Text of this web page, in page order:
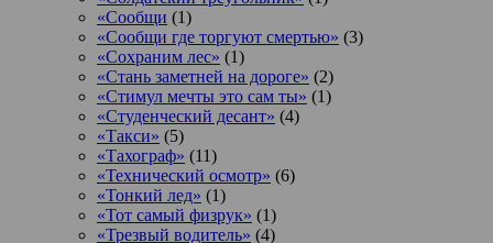
«Сообщи (1)
«Сообщи где торгуют смертью» (3)
«Сохраним лес» (1)
«Стань заметней на дороге» (2)
«Стимул мечты это сам ты» (1)
«Студенческий десант» (4)
«Такси» (5)
«Тахограф» (11)
«Технический осмотр» (6)
«Тонкий лед» (1)
«Тот самый физрук» (1)
«Трезвый водитель» (4)